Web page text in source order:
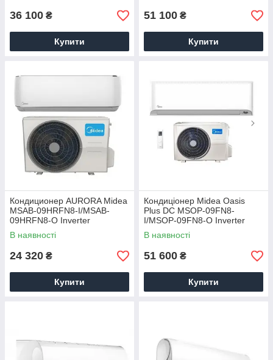
36 100 ₴
Купити
51 100 ₴
Купити
Кондиционер AURORA Midea
MSAB-09HRFN8-I/MSAB-
09HRFN8-O Inverter
В наявності
24 320 ₴
Купити
Кондиціонер Midea Oasis
Plus DC MSOP-09FN8-
I/MSOP-09FN8-O Inverter
В наявності
51 600 ₴
Купити